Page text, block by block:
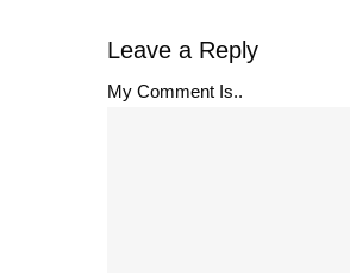
Leave a Reply
My Comment Is..